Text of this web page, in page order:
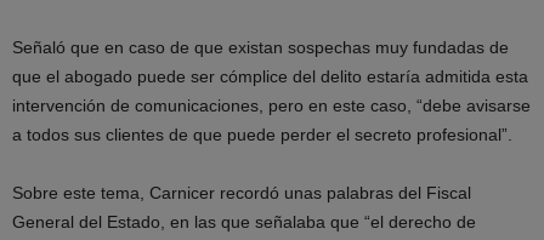
Señaló que en caso de que existan sospechas muy fundadas de
que el abogado puede ser cómplice del delito estaría admitida esta
intervención de comunicaciones, pero en este caso, “debe avisarse
a todos sus clientes de que puede perder el secreto profesional”.
Sobre este tema, Carnicer recordó unas palabras del Fiscal
General del Estado, en las que señalaba que “el derecho de